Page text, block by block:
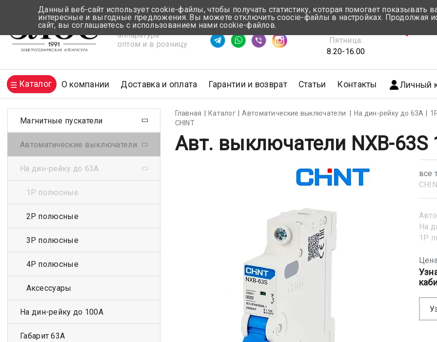
Электротехническая
аппаратура
оптом и в розницу
Время ответа ≈ 5 мин
Понедельник-Четверг:
Пятница:
8.20-16.00
Каталог О компании Доставка и оплата Гарантии и возврат Статьи Контакты Личный
Главная Каталог Автоматические выключатели На дин-рейку до 63А
CHINT
Авт. выключатели NXB-63S
все
На
1Р
Магнитные пускатели
Автоматические выключатели
На дин-рейку до 63А
1Р полюсные
2Р полюсные
3Р полюсные
4Р полюсные
Аксессуары
На дин-рейку до 100А
Габарит 63А
Данный веб-сайт использует cookie-файлы, чтобы получать статистику, которая помогает показывать
интересные и выгодные предложения. Вы можете отключить coocie-файлы в настройках. Продолжая
сайт, вы соглашаетесь с использованием нами cookie-файлов.